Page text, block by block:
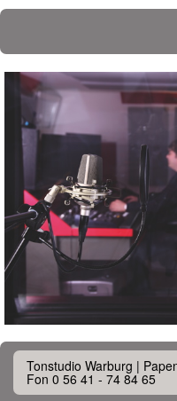
Tonstudio Warburg |
Fon 0 56 41 - 74 84 65